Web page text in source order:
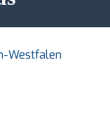
Westfalen